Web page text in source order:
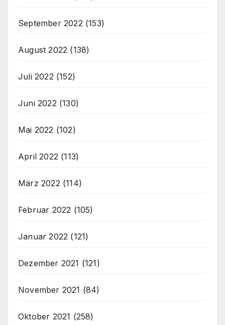
September 2022 (153)
August 2022 (138)
Juli 2022 (152)
Juni 2022 (130)
Mai 2022 (102)
April 2022 (113)
März 2022 (114)
Februar 2022 (105)
Januar 2022 (121)
Dezember 2021 (121)
November 2021 (84)
Oktober 2021 (258)